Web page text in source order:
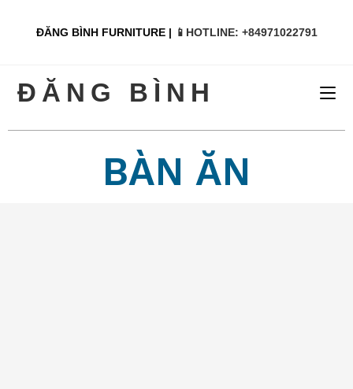
ĐĂNG BÌNH FURNITURE | 📱HOTLINE: +84971022791
ĐĂNG BÌNH
BÀN ĂN